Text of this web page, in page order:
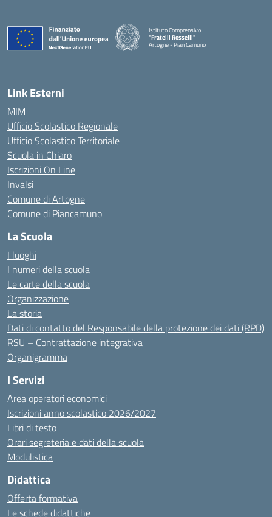
Istituto Comprensivo
"Fratelli Rosselli"
Artogne - Pian Camuno
— Visita la pagina iniziale della scuola
Link Esterni
MIM
Ufficio Scolastico Regionale
Ufficio Scolastico Territoriale
Scuola in Chiaro
Iscrizioni On Line
Invalsi
Comune di Artogne
Comune di Piancamuno
La Scuola
I luoghi
I numeri della scuola
Le carte della scuola
Organizzazione
La storia
Dati di contatto del Responsabile della protezione dei dati (RPD)
RSU – Contrattazione integrativa
Organigramma
I Servizi
Area operatori economici
Iscrizioni anno scolastico 2026/2027
Libri di testo
Orari segreteria e dati della scuola
Modulistica
Didattica
Offerta formativa
Le schede didattiche